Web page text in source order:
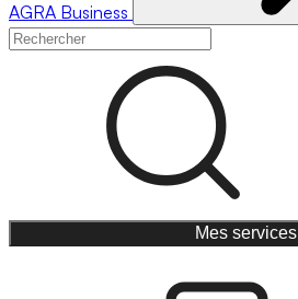
AGRA Business
Mes services